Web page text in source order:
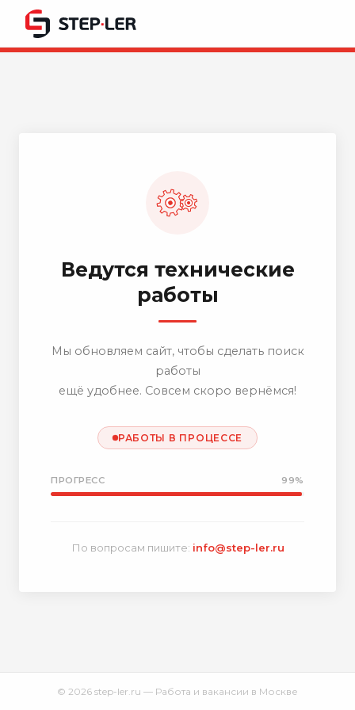
Ведутся технические
работы
Мы обновляем сайт, чтобы сделать поиск
работы
ещё удобнее. Совсем скоро вернёмся!
РАБОТЫ В ПРОЦЕССЕ
ПРОГРЕСС 99%
По вопросам пишите: info@step-ler.ru
© 2026 step-ler.ru — Работа и вакансии в Москве